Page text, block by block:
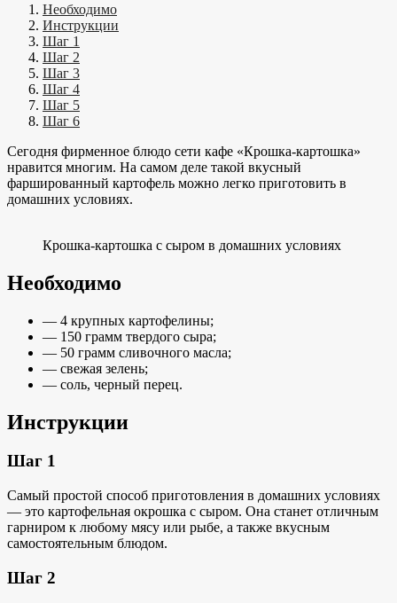
Необходимо
Инструкции
Шаг 1
Шаг 2
Шаг 3
Шаг 4
Шаг 5
Шаг 6
Сегодня фирменное блюдо сети кафе «Крошка-картошка»
нравится многим. На самом деле такой вкусный
фаршированный картофель можно легко приготовить в
домашних условиях.
Крошка-картошка с сыром в домашних условиях
Необходимо
— 4 крупных картофелины;
— 150 грамм твердого сыра;
— 50 грамм сливочного масла;
— свежая зелень;
— соль, черный перец.
Инструкции
Шаг 1
Самый простой способ приготовления в домашних условиях
— это картофельная окрошка с сыром. Она станет отличным
гарниром к любому мясу или рыбе, а также вкусным
самостоятельным блюдом.
Шаг 2